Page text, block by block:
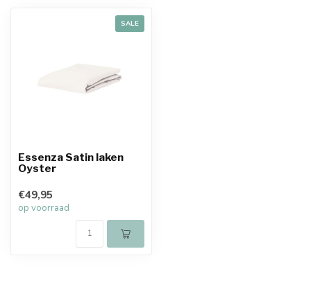
SALE
Essenza Satin laken
Oyster
€49,95
op voorraad